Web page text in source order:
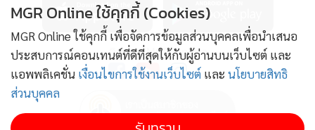
ติดตาม MGR Online
MGR Online ใช้คุกกี้ (Cookies)
MGR Online ใช้คุกกี้ เพื่อจัดการข้อมูลส่วนบุคคลเพื่อนำเสนอ
ประสบการณ์คอนเทนต์ที่ดีที่สุดให้กับผู้อ่านบนเว็บไซต์ และ
แอพพลิเคชั่น เงื่อนไขการใช้งานเว็บไซต์ และ นโยบายสิทธิ
ส่วนบุคคล